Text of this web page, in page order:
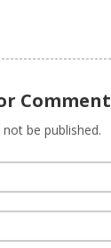
Comment
be published.